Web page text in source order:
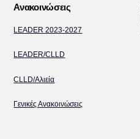
Ανακοινώσεις
LEADER 2023-2027
LEADER/CLLD
CLLD/Αλιεία
Γενικές Ανακοινώσεις